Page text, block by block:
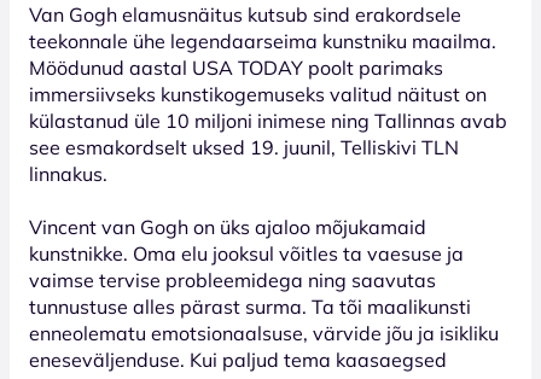
Van Gogh elamusnäitus kutsub sind erakordsele
teekonnale ühe legendaarseima kunstniku maailma.
Möödunud aastal USA TODAY poolt parimaks
immersiivseks kunstikogemuseks valitud näitust on
külastanud üle 10 miljoni inimese ning Tallinnas avab
see esmakordselt uksed 19. juunil, Telliskivi TLN
linnakus.
Vincent van Gogh on üks ajaloo mõjukamaid
kunstnikke. Oma elu jooksul võitles ta vaesuse ja
vaimse tervise probleemidega ning saavutas
tunnustuse alles pärast surma. Ta tõi maalikunsti
enneolematu emotsionaalsuse, värvide jõu ja isikliku
eneseväljenduse. Kui paljud tema kaasaegsed